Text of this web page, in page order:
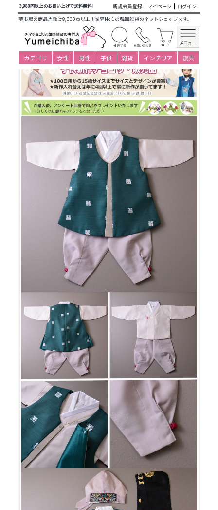
3,980円以上のお買い上げで送料無料! 新規会員登録 マイページ
ログイン
夢市場の商品点数は8,000点以上！業界No.1の韓国雑貨のネットショップです。
カテゴリ 女性 男性 子供 雑貨 インテリア 寝具
商品カテゴリ一覧>仕立て済み衣装(子ども用販売)>男の子新
作>ベビーチョゴリ(0才・1才・2才)>1-2才(身長80～89cm)>
単品> パジチョゴリ単品oクンム・緑(身長76～80cm 1号サイ